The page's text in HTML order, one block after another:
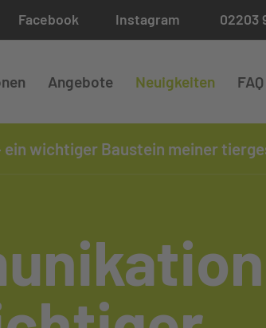
Facebook Instagram 02203
Angebote Neuigkeiten FAQ
wichtiger Baustein meiner